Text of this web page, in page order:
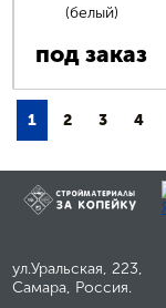
(белый)
под заказ
1 2 3 4
ул.Уральская, 223,
Самара, Россия.